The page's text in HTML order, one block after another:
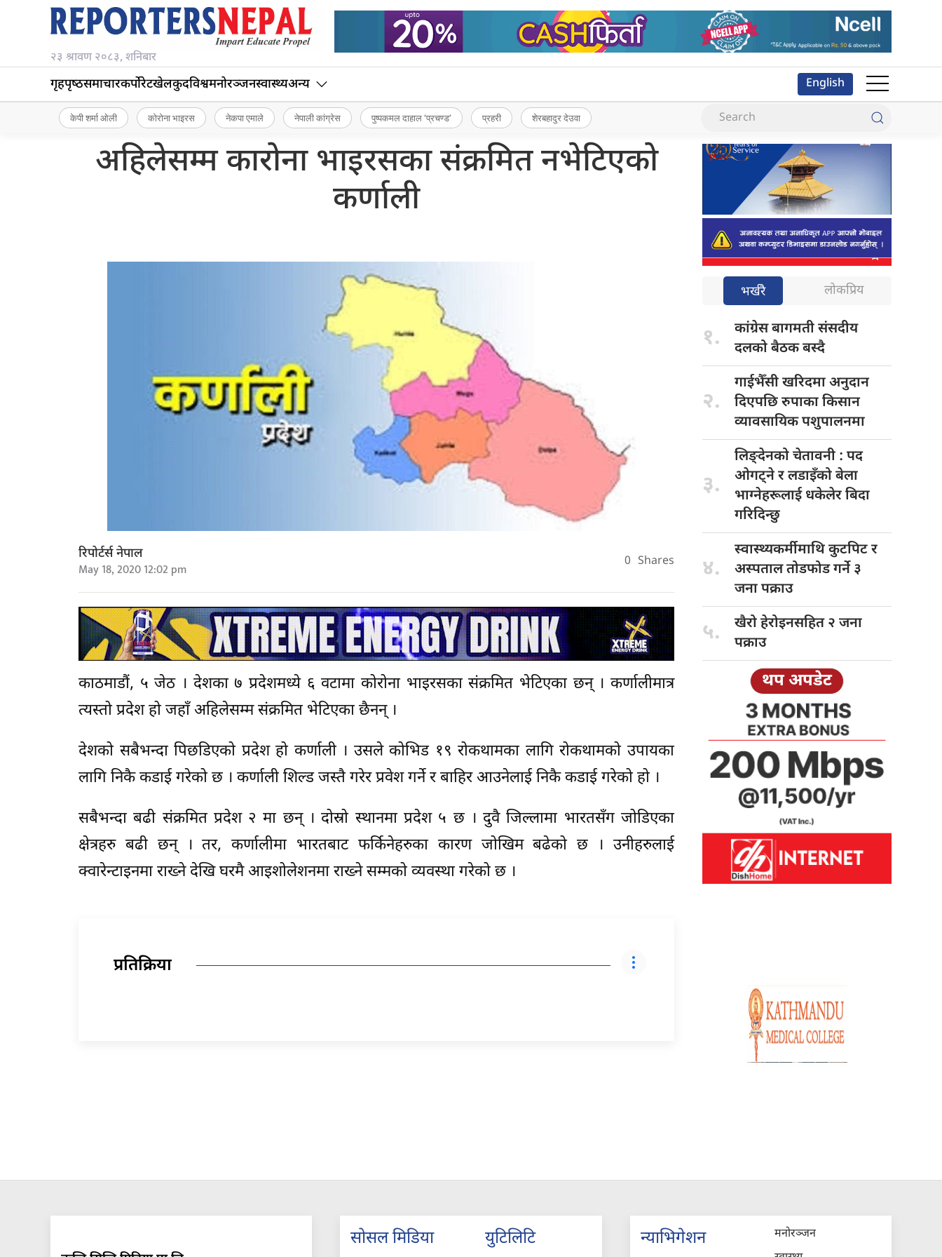
२३ श्रावण २०८३, शनिबार
गृहपृष्‍ठसमाचारकर्पोरेटखेलकुदविश्वमनोरञ्जनस्वास्थ्यअन्य English
केपी शर्मा ओली कोरोना भाइरस नेकपा एमाले नेपाली कांग्रेस पुष्पकमल दाहाल ‘प्रचण्ड’ प्रहरी शेरबहादुर देउवा
अहिलेसम्म कारोना भाइरसका संक्रमित नभेटिएको
कर्णाली
रिपोर्टर्स नेपाल
May 18, 2020 12:02 pm 0 Shares
काठमाडौं, ५ जेठ । देशका ७ प्रदेशमध्ये ६ वटामा कोरोना भाइरसका संक्रमित भेटिएका छन् । कर्णालीमात्र
त्यस्तो प्रदेश हो जहाँ अहिलेसम्म संक्रमित भेटिएका छैनन् ।
देशको सबैभन्दा पिछडिएको प्रदेश हो कर्णाली । उसले कोभिड १९ रोकथामका लागि रोकथामको उपायका
लागि निकै कडाई गरेको छ । कर्णाली शिल्ड जस्तै गरेर प्रवेश गर्ने र बाहिर आउनेलाई निकै कडाई गरेको हो ।
सबैभन्दा बढी संक्रमित प्रदेश २ मा छन् । दोस्रो स्थानमा प्रदेश ५ छ । दुवै जिल्लामा भारतसँग जोडिएका
क्षेत्रहरु बढी छन् । तर, कर्णालीमा भारतबाट फर्किनेहरुका कारण जोखिम बढेको छ । उनीहरुलाई
क्वारेन्टाइनमा राख्ने देखि घरमै आइशोलेशनमा राख्ने सम्मको व्यवस्था गरेको छ ।
प्रतिक्रिया
भर्खरै लोकप्रिय
१. कांग्रेस बागमतीसंसदीय
दलको बैठक बस्दै
२.
गाईभैँसी खरिदमाअनुदान
दिएपछि रुपाका किसान
व्यावसायिक पशुपालनमा
३.
लिङ्देनको चेतावनी : पद
ओगट्ने र लडाइँको बेला
भाग्नेहरूलाई धकेलेर बिदा
गरिदिन्छु
४.
स्वास्थ्यकर्मीमाथि कुटपिटर
अस्पताल तोडफोड गर्ने ३
जना पक्राउ
५. खैरो हेरोइनसहित२ जना
पक्राउ
थप अपडेट
सोसल मिडिया युटिलिटि न्याभिगेशन
मनोरञ्जन